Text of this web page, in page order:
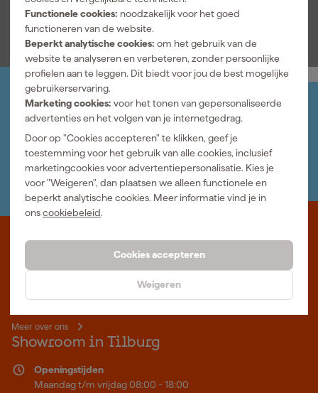
Functionele cookies: noodzakelijk voor het goed
functioneren van de website.
Beperkt analytische cookies: om het gebruik van de
website te analyseren en verbeteren, zonder persoonlijke
profielen aan te leggen. Dit biedt voor jou de best mogelijke
gebruikerservaring.
Marketing cookies: voor het tonen van gepersonaliseerde
advertenties en het volgen van je internetgedrag.
Door op "Cookies accepteren" te klikken, geef je
toestemming voor het gebruik van alle cookies, inclusief
marketingcookies voor advertentiepersonalisatie. Kies je
voor "Weigeren", dan plaatsen we alleen functionele en
beperkt analytische cookies. Meer informatie vind je in
onscookiebeleid.
Cookies accepteren
Weigeren
Bekijk alle kenmerken
Jouw account
Log-in en beheer je bestellingen en gegevens
Nieuwsbrief
Inschrijven wekelijkse nieuwsbrief
Wij helpen je graag
Neem contact op met één van onze specialisten.
Waar staat Gereedschapcentrum voor
Professioneel gereedschap met advies op maat: wij zijn dé online
specialist, wat je project ook is. Gereedschapcentrum is Beter
Maken.
Meer over ons
Showroom in Tilburg
Openingstijden
Maandag t/m vrijdag 08:00 - 18:00